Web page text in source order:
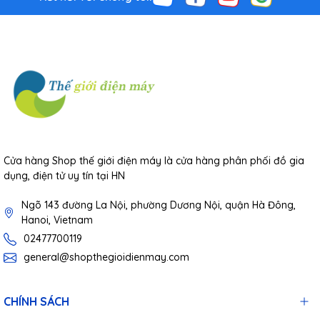
3. Đầu bàn chải thế hệ mới: Êm ái, giảm chấn và kháng
Đầu bàn chải được thiết kế hội tụ 3 yếu tố "Sạch sẽ - Dễ
Cửa hàng Shop thế giới điện máy là cửa hàng phân phối đồ gia
dụng, điện tử uy tín tại HN
Ngõ 143 đường La Nội, phường Dương Nội, quận Hà Đông,
Hanoi, Vietnam
02477700119
general@shopthegioidienmay.com
CHÍNH SÁCH